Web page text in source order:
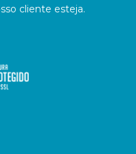
cliente esteja.